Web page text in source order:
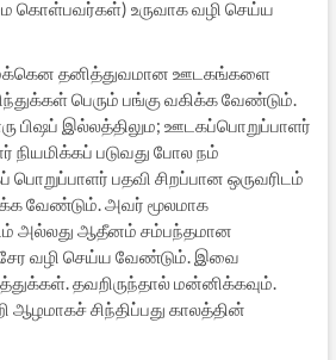
கொள்பவர்கள்) உருவாக வழி செய்ய
தனித்துவமான ஊடகங்களை
பெரும் பங்கு வகிக்க வேண்டும்.
பிஷப் இல்லத்திலும; ஊடகப்பொறுப்பாளர்
நியமிக்கப் படுவது போல நம்
பதவி சிறப்பான ஒருவரிடம்
வேண்டும். அவர் மூலமாக
அல்லது ஆதீனம் சம்பந்தமான
வழி செய்ய வேண்டும். இவை
தவறிருந்தால் மன்னிக்கவும்.
ஆழமாகச் சிந்திப்பது காலத்தின்